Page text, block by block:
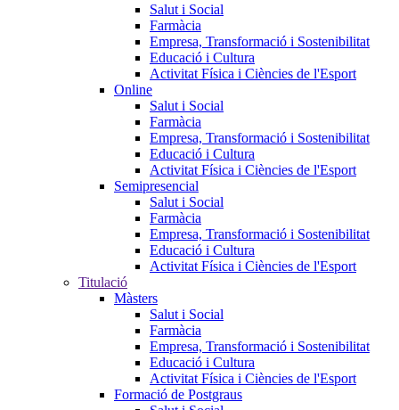
Salut i Social
Farmàcia
Empresa, Transformació i Sostenibilitat
Educació i Cultura
Activitat Física i Ciències de l'Esport
Online
Salut i Social
Farmàcia
Empresa, Transformació i Sostenibilitat
Educació i Cultura
Activitat Física i Ciències de l'Esport
Semipresencial
Salut i Social
Farmàcia
Empresa, Transformació i Sostenibilitat
Educació i Cultura
Activitat Física i Ciències de l'Esport
Titulació
Màsters
Salut i Social
Farmàcia
Empresa, Transformació i Sostenibilitat
Educació i Cultura
Activitat Física i Ciències de l'Esport
Formació de Postgraus